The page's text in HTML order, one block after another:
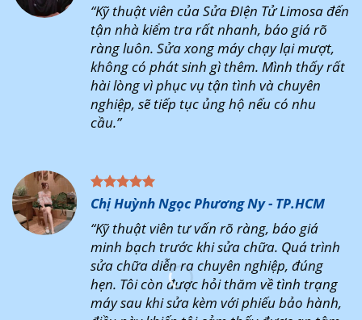
“Kỹ thuật viên của Sửa ĐIện Tử Limosa đến
tận nhà kiểm tra rất nhanh, báo giá rõ
ràng luôn. Sửa xong máy chạy lại mượt,
không có phát sinh gì thêm. Mình thấy rất
hài lòng vì phục vụ tận tình và chuyên
nghiệp, sẽ tiếp tục ủng hộ nếu có nhu
cầu.”
Chị Huỳnh Ngọc Phương Ny - TP.HCM
“Kỹ thuật viên tư vấn rõ ràng, báo giá
minh bạch trước khi sửa chữa. Quá trình
sửa chữa diễn ra chuyên nghiệp, đúng
hẹn. Tôi còn được hỏi thăm về tình trạng
máy sau khi sửa kèm với phiếu bảo hành,